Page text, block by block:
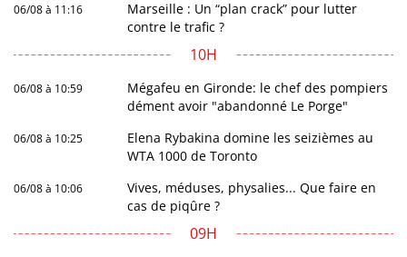
06/08 à 11:16
Marseille : Un “plan crack” pour lutter
contre le trafic ?
10H
06/08 à 10:59
Mégafeu en Gironde: le chef des pompiers
dément avoir "abandonné Le Porge"
06/08 à 10:25
Elena Rybakina domine les seizièmes au
WTA 1000 de Toronto
06/08 à 10:06
Vives, méduses, physalies... Que faire en
cas de piqûre ?
09H